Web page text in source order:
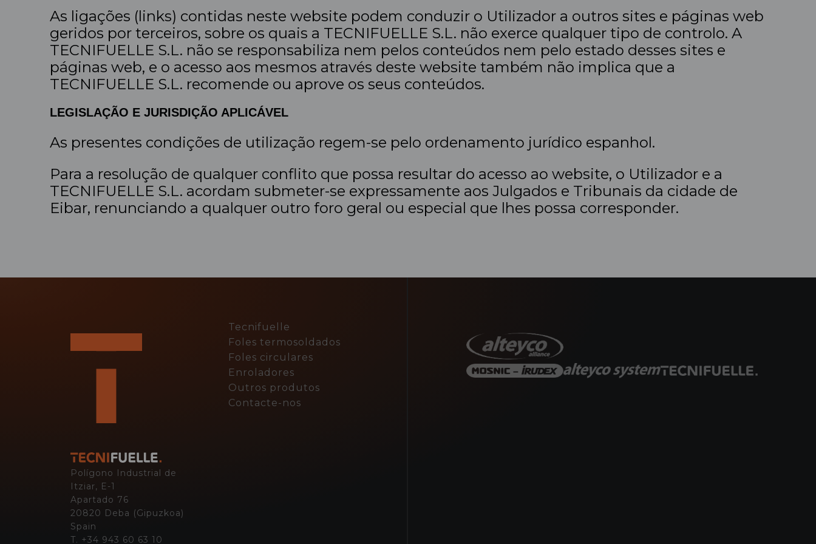
As ligações (links) contidas neste website podem conduzir o Utilizador a outros sites e páginas web
geridos por terceiros, sobre os quais a TECNIFUELLE S.L. não exerce qualquer tipo de controlo. A
TECNIFUELLE S.L. não se responsabiliza nem pelos conteúdos nem pelo estado desses sites e
páginas web, e o acesso aos mesmos através deste website também não implica que a
TECNIFUELLE S.L. recomende ou aprove os seus conteúdos.
LEGISLAÇÃO E JURISDIÇÃO APLICÁVEL
As presentes condições de utilização regem-se pelo ordenamento jurídico espanhol.
Para a resolução de qualquer conflito que possa resultar do acesso ao website, o Utilizador e a
TECNIFUELLE S.L. acordam submeter-se expressamente aos Julgados e Tribunais da cidade de
Eibar, renunciando a qualquer outro foro geral ou especial que lhes possa corresponder.
PIE
DE
PÁGINA
Tecnifuelle
Foles termosoldados
Foles circulares
Enroladores
Outros produtos
Contacte-nos
Polígono Industrial de
Itziar, E-1
Apartado 76
20820 Deba (Gipuzkoa)
Spain
T. +34 943 60 63 10